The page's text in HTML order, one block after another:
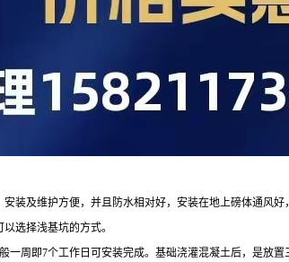
及维护方便，并且防水相对好，安装在地上磅体通风好
选择浅基坑的方式。
周即7个工作日可安装完成。基础浇灌混凝土后，是放